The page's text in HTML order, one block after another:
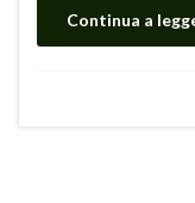
Continua a